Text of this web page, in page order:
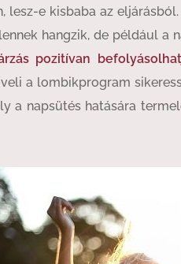
lesz-e kisbaba az
hangzik, de például a
pozitívan
a lombikprogram
a napsütés hatására